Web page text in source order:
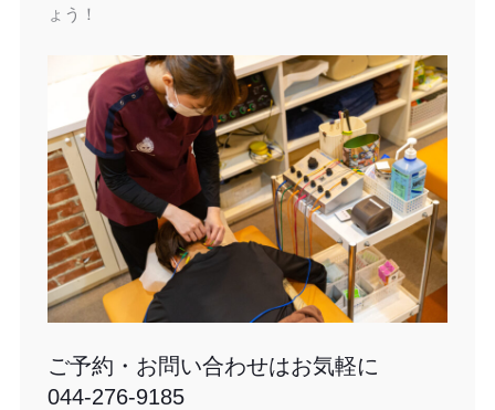
ょう！
ご予約・お問い合わせはお気軽に
044-276-9185